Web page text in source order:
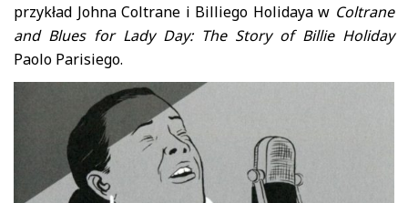
przykład Johna Coltrane i Billiego Holidaya w Coltrane
and Blues for Lady Day: The Story of Billie Holiday
Paolo Parisiego.